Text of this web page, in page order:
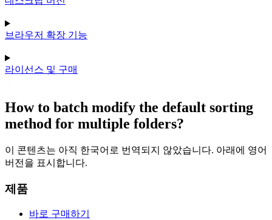
브라우저 확장 기능
라이선스 및 구매
How to batch modify the default sorting
method for multiple folders?
이 콘텐츠는 아직 한국어로 번역되지 않았습니다. 아래에 영어
버전을 표시합니다.
제품
바로 구매하기